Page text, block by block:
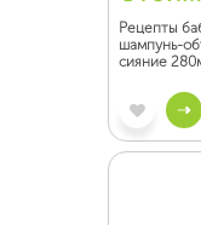
Рецепты
шампунь-
сияние